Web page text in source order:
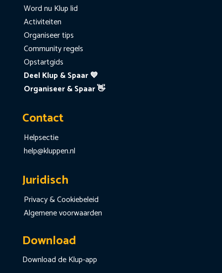
Word nu Klup lid
Activiteiten
Organiseer tips
Community regels
Opstartgids
Deel Klup & Spaar 💙
Organiseer & Spaar 👋
Contact
Helpsectie
help@kluppen.nl
Juridisch
Privacy & Cookiebeleid
Algemene voorwaarden
Download
Download de Klup-app